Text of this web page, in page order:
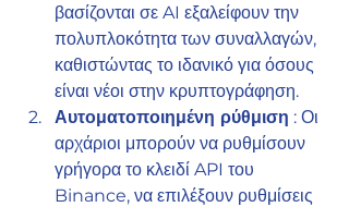
βασίζονται σε AI εξαλείφουν την
πολυπλοκότητα των συναλλαγών,
καθιστώντας το ιδανικό για όσους
είναι νέοι στην κρυπτογράφηση.
Αυτοματοποιημένη ρύθμιση : Οι
αρχάριοι μπορούν να ρυθμίσουν
γρήγορα το κλειδί API του
Binance, να επιλέξουν ρυθμίσεις